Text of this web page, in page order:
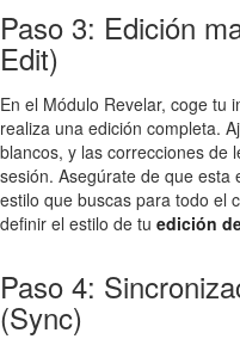
Paso 3: Edición
Edit)
En el Módulo Revelar, coge tu
realiza una edición completa.
blancos, y las correcciones de
sesión. Asegúrate de que esta
estilo que buscas para todo el
definir el estilo de tu edición
Paso 4:
(Sync)